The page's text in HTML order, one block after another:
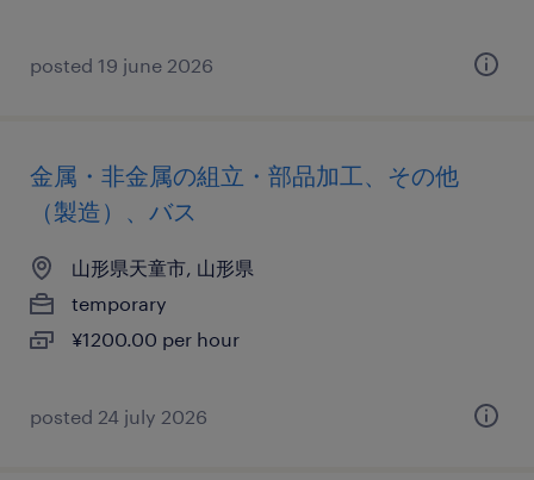
posted 19 june 2026
金属・非金属の組立・部品加工、その他
（製造）、バス
山形県天童市, 山形県
temporary
¥1200.00 per hour
posted 24 july 2026